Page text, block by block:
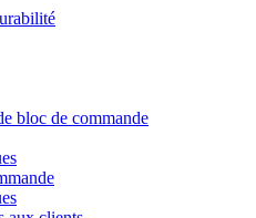
bloc de commande